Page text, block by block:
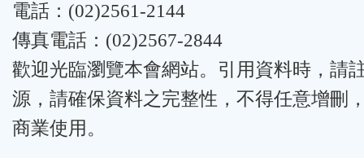
電話：(02)2561-2144
傳真電話：(02)2567-2844
歡迎光臨瀏覽本會網站。引用資料時，請
源，請確保資料之完整性，不得任意增刪
商業使用。